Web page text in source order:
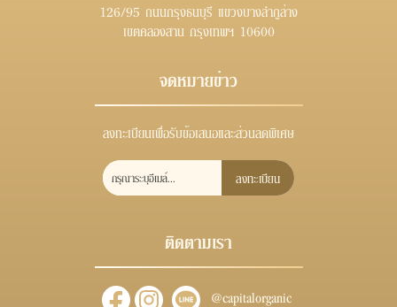
126/95 ถนนกรุงธนบุรี แขวงบางลำภูล่าง
เขตคลองสาน กรุงเทพฯ 10600
จดหมายข่าว
ลงทะเบียนเพื่อรับข้อเสนอและส่วนลดพิเศษ
ลงทะเบียน
ติดตามเรา
@capitalorganic